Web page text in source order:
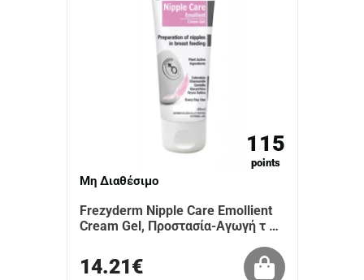
115
points
Μη Διαθέσιμο
Frezyderm Nipple Care Emollient
Cream Gel, Προστασία-Αγωγή τ …
14.21€